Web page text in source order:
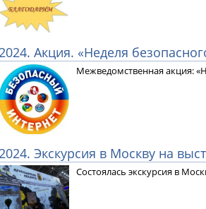
Акция. «Неделя
Межведомственная акция:
2024. Экскурсия в Москву на
Состоялась экскурсия в